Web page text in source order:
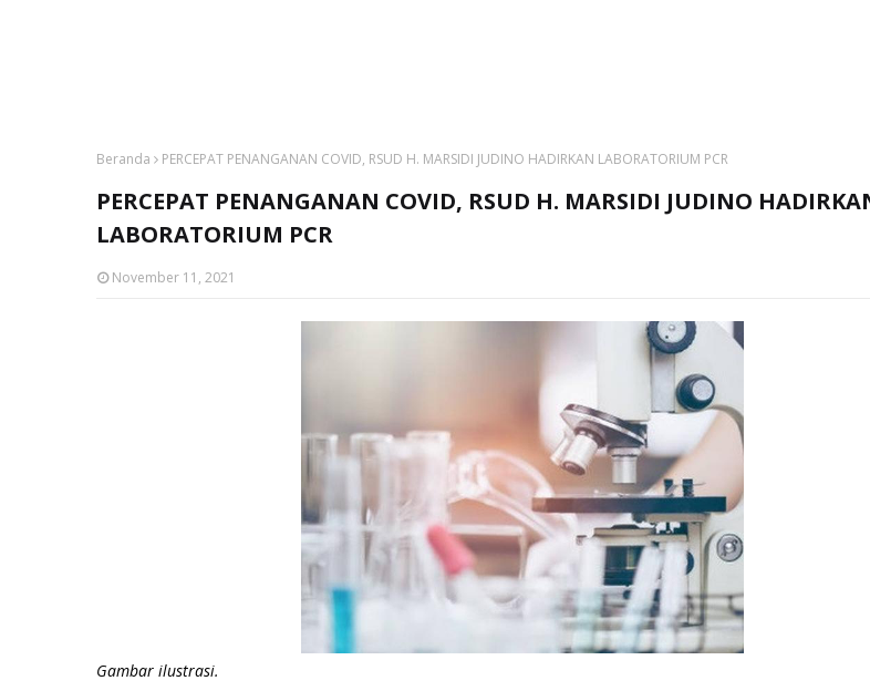
Beranda PERCEPAT PENANGANAN COVID, RSUD H. MARSIDI JUDINO HADIRKAN LABORATORIUM PCR
PERCEPAT PENANGANAN COVID, RSUD H. MARSIDI JUDINO
LABORATORIUM PCR
November 11, 2021
Gambar ilustrasi.